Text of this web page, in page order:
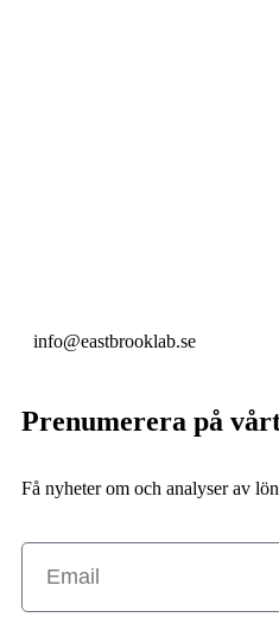
info@eastbrooklab.se
Prenumerera på
Få nyheter om och analyser av